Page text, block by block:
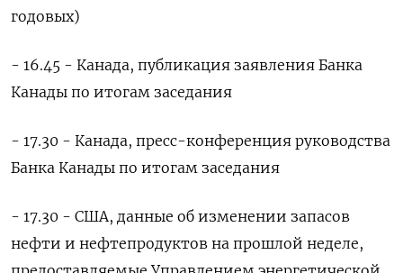
годовых)
- 16.45 - Канада, публикация заявления Банка
Канады по итогам заседания
- 17.30 - Канада, пресс-конференция руководства
Банка Канады по итогам заседания
- 17.30 - США, данные об изменении запасов
нефти и нефтепродуктов на прошлой неделе,